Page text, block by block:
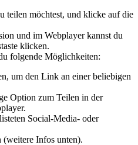
teilen möchtest, und klicke auf die
und im Webplayer kannst du
klicken.
folgende Möglichkeiten:
um den Link an einer beliebigen
Option zum Teilen in der
Social-Media- oder
(weitere Infos unten).